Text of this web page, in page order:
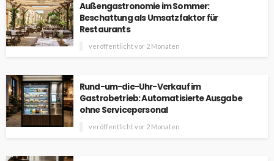
Außengastronomie im Sommer:
Beschattung als Umsatzfaktor für
Restaurants
veröffentlicht vor 2 Monaten
Rund-um-die-Uhr-Verkauf im
Gastrobetrieb: Automatisierte Ausgabe
ohne Servicepersonal
veröffentlicht vor 2 Monaten